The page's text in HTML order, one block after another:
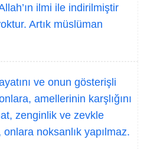
ilmi ile indirilmiştir
Artık müslüman
ve onun gösterişli
amellerinin karşlığını
zenginlik ve zevkle
noksanlık yapılmaz.